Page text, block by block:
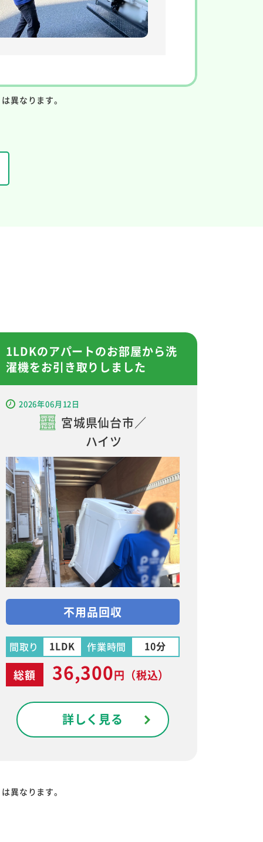
異なります。
1LDKのアパートのお部屋から洗
濯機をお引き取りしました
2026年06月12日
宮城県仙台市／
ハイツ
不用品回収
間取り 1LDK 作業時間 10分
総額 36,300円 （税込）
詳しく見る
異なります。